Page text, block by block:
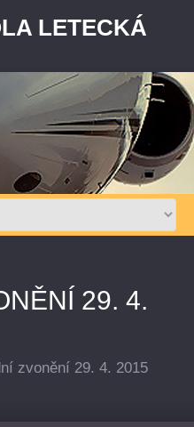
LETECKÁ
29. 4.
zvonění 29. 4. 2015